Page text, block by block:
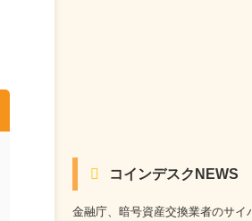
コインデスクNEWS
金融庁、暗号資産交換業者のサイ